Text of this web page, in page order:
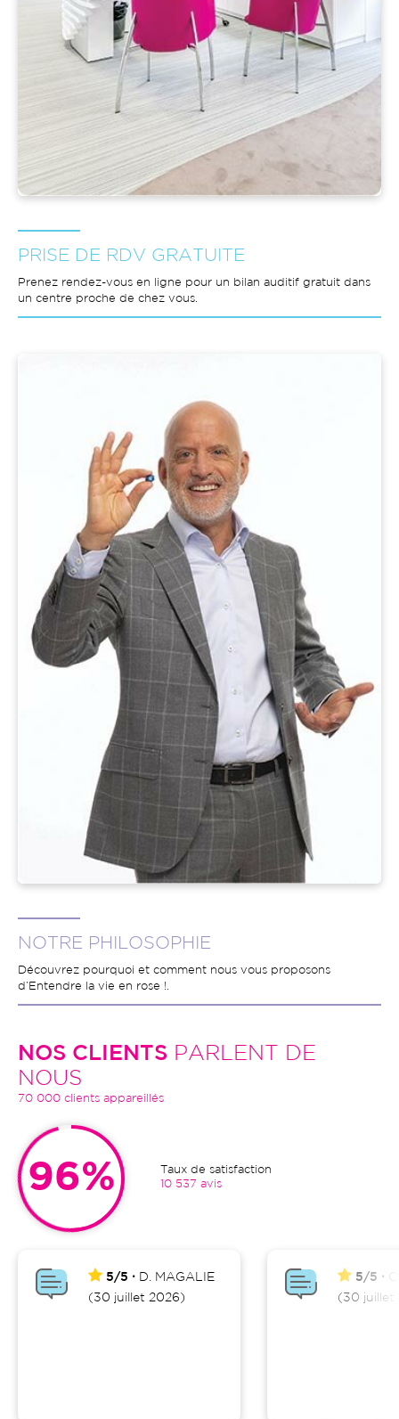
PRISE DE RDV GRATUITE
Prenez rendez-vous en ligne pour un bilan auditif gratuit dans
un centre proche de chez vous.
NOTRE PHILOSOPHIE
Découvrez pourquoi et comment nous vous proposons
d’Entendre la vie en rose !.
NOS CLIENTS PARLENT DE
NOUS
Taux de satisfaction
96% 10 537 avis
70 000 clients appareillés
5/5 D. MAGALIE
(30 juillet 2026)
5/5
(30 juillet